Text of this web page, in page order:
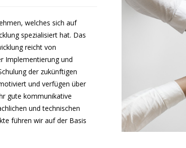
welches sich auf
spezialisiert hat. Das
reicht von
Implementierung und
der zukünftigen
und verfügen über
gute kommunikative
und technischen
führen wir auf der Basis